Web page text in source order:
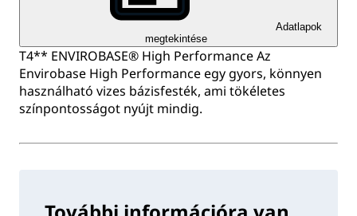
Adatlapok
megtekintése
T4** ENVIROBASE® High Performance Az
Envirobase High Performance egy gyors, könnyen
használható vizes bázisfesték, ami tökéletes
színpontosságot nyújt mindig.